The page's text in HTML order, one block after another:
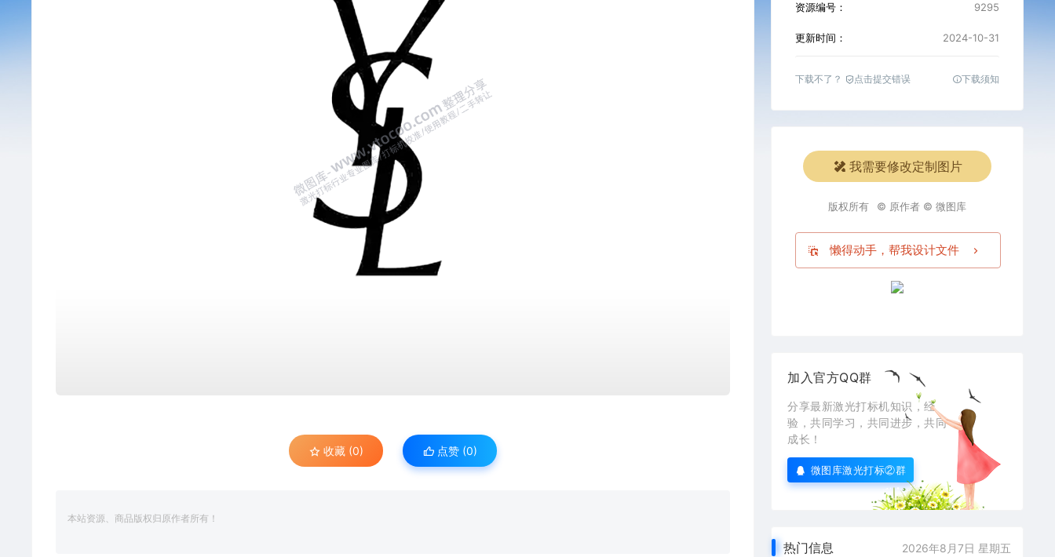
收藏 (0) 点赞 (0)
本站资源、商品版权归原作者所有！
资源编号： 9295
更新时间： 2024-10-31
下载不了？ 点击提交错误 下载须知
我需要修改定制图片
版权所有 © 原作者 © 微图库
懒得动手，帮我设计文件
加入官方QQ群
分享最新激光打标机知识，经
验，共同学习，共同进步，共同
成长！
微图库激光打标②群
热门信息 2026年8月7日 星期五